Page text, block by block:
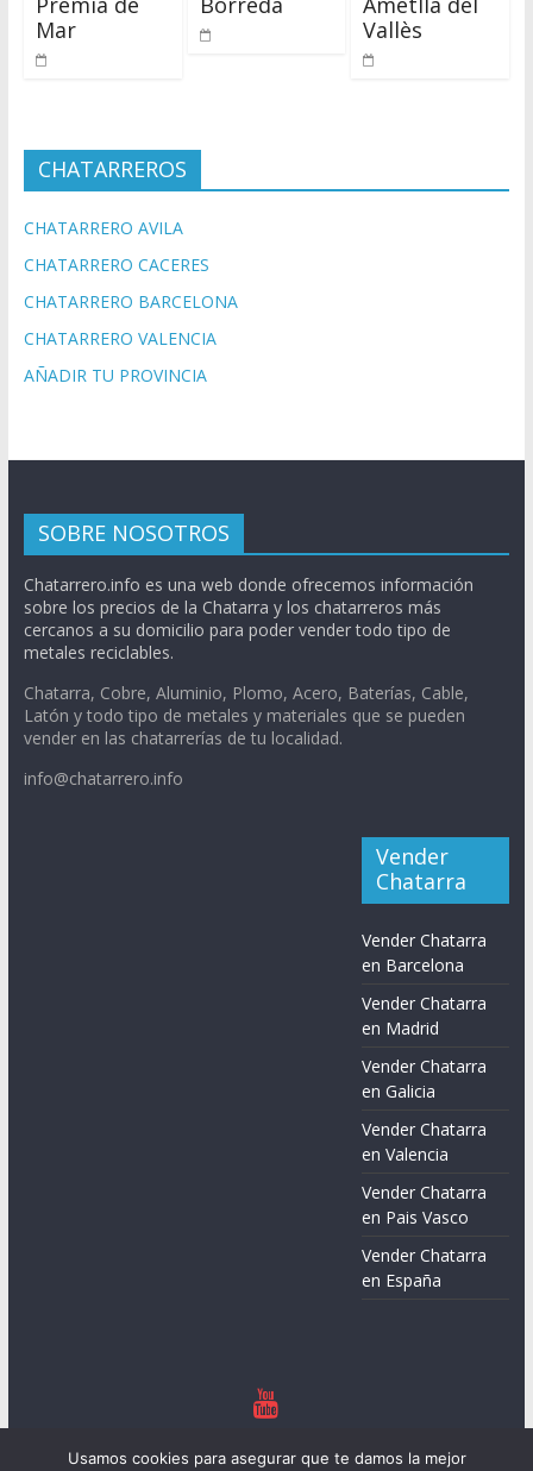
Mar
Vallès
CHATARREROS
CHATARRERO AVILA
CHATARRERO CACERES
CHATARRERO BARCELONA
CHATARRERO VALENCIA
AÑADIR TU PROVINCIA
SOBRE NOSOTROS
Chatarrero.info es una web donde ofrecemos información
sobre los precios de la Chatarra y los chatarreros más
cercanos a su domicilio para poder vender todo tipo de
metales reciclables.
Chatarra, Cobre, Aluminio, Plomo, Acero, Baterías, Cable,
Latón y todo tipo de metales y materiales que se pueden
vender en las chatarrerías de tu localidad.
info@chatarrero.info
Vender
Chatarra
Vender Chatarra
en Barcelona
Vender Chatarra
en Madrid
Vender Chatarra
en Galicia
Vender Chatarra
en Valencia
Vender Chatarra
en Pais Vasco
Vender Chatarra
en España
derechos reservados.
Usamos cookies para asegurar que te damos la mejor